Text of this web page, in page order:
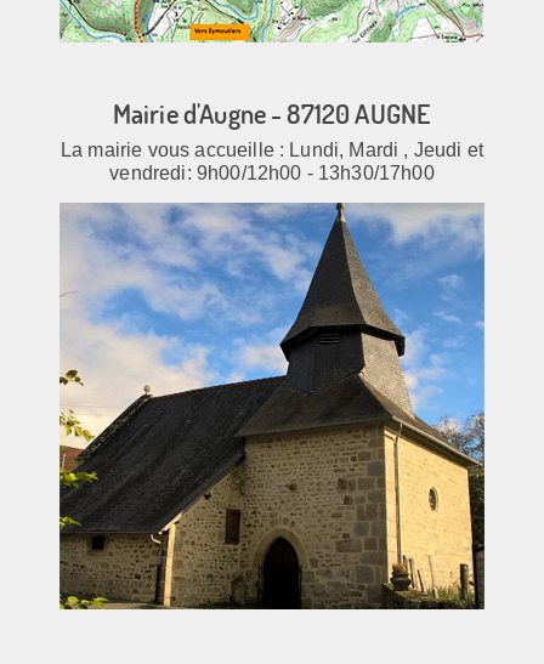
Mairie d'Augne - 87120 AUGNE
La mairie vous accueille : Lundi, Mardi , Jeudi et
vendredi: 9h00/12h00 - 13h30/17h00